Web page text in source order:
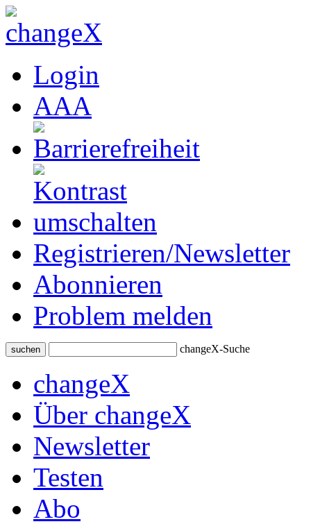
Login
AAA
Registrieren/Newsletter
Abonnieren
Problem melden
suchen changeX-Suche
changeX
Über changeX
Newsletter
Testen
Abo